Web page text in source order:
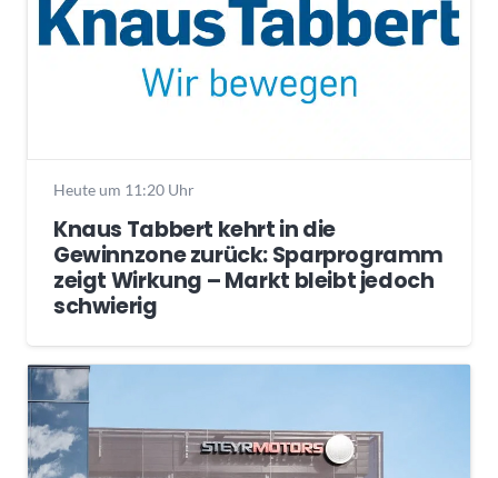
Heute um 11:20 Uhr
Knaus Tabbert kehrt in die
Gewinnzone zurück: Sparprogramm
zeigt Wirkung – Markt bleibt jedoch
schwierig